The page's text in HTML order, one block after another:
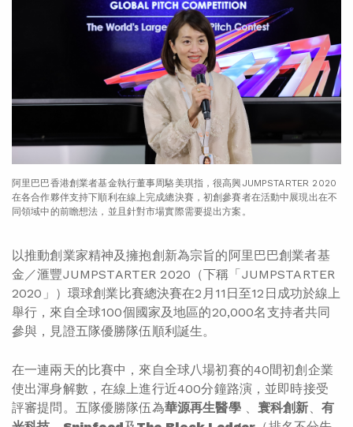
阿里巴巴香港創業者基金執行董事周駱美琪指，很高興JUMPSTARTER 2020
在各合作夥伴支持下順利在線上完成總決賽，初創參賽者在活動中展現出在不
同領域中的前瞻想法，並且針對市場實際需要提出方案。
以推動創業家精神及擁抱創新為宗旨的阿里巴巴創業者基
金／滙豐JUMPSTARTER 2020（下稱「JUMPSTARTER
2020」）環球創業比賽總決賽在2月11日至12日成功於線上
舉行，來自全球100個國家及地區的20,000名支持者共同
參與，見證五隊優勝隊伍順利誕生。
在一連兩天的比賽中，來自全球八場初賽的40間初創企業
使出渾身解數，在線上進行近400分鐘路演，並即時接受
評審提問。五隊優勝隊伍為華源再生醫學、寰科創新、 有